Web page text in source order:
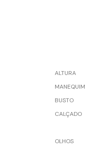
ALTURA
MANEQUIM
BUSTO
CALÇADO
OLHOS